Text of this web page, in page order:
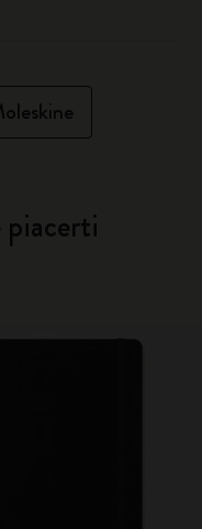
piacerti